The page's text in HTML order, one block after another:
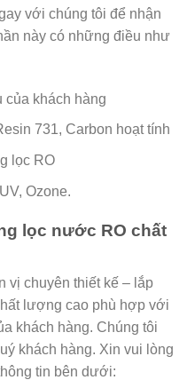
với chúng tôi để nhận
này có những điều như
của khách hàng
731, Carbon hoạt tính
lọc RO
Ozone.
lọc nước RO chất
vị chuyên thiết kế – lắp
lượng cao phù hợp với
khách hàng. Chúng tôi
khách hàng. Xin vui lòng
tin bên dưới: